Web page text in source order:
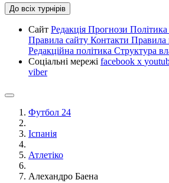
До всіх турнірів
Сайт Редакція Прогнози Політика
Правила сайту Контакти Правила
Редакційна політика Структура
Соціальні мережі facebook x
viber
Футбол 24
Іспанія
Атлетіко
Алехандро Баена